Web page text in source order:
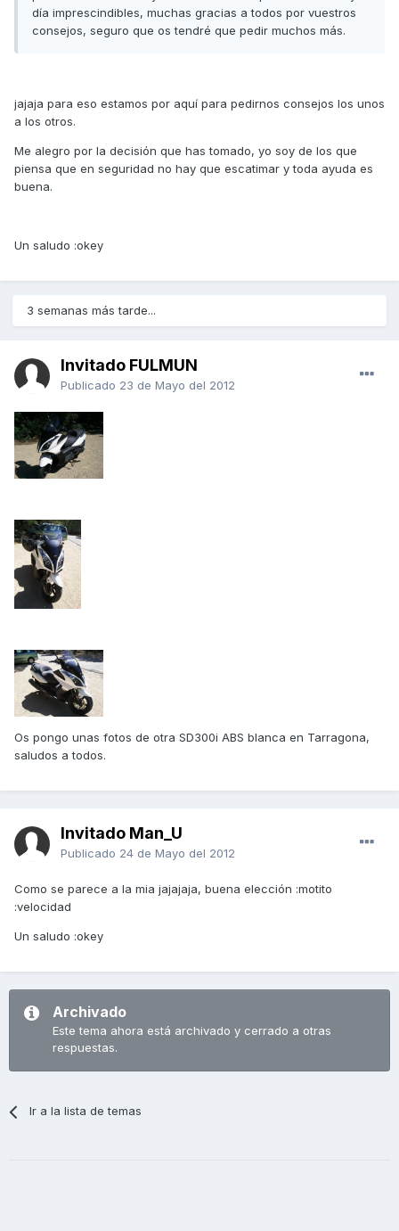
día imprescindibles, muchas gracias a todos por vuestros
consejos, seguro que os tendré que pedir muchos más.
jajaja para eso estamos por aquí para pedirnos consejos los unos
a los otros.
Me alegro por la decisión que has tomado, yo soy de los que
piensa que en seguridad no hay que escatimar y toda ayuda es
buena.
Un saludo :okey
3 semanas más tarde...
Invitado FULMUN
Publicado 23 de Mayo del 2012
Os pongo unas fotos de otra SD300i ABS blanca en Tarragona,
saludos a todos.
Invitado Man_U
Publicado 24 de Mayo del 2012
Como se parece a la mia jajajaja, buena elección :motito
:velocidad
Un saludo :okey
Archivado
Este tema ahora está archivado y cerrado a otras
respuestas.
Ir a la lista de temas